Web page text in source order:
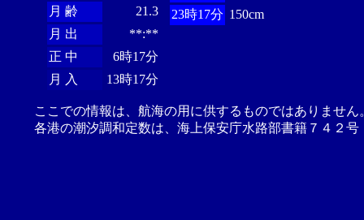
月 齢
21.3
月 出
**:**
正 中
6時17分
月 入
13時17分
23時17分 150cm
ここでの情報は、航海の用に供するものではありませ
各港の潮汐調和定数は、海上保安庁水路部書籍７４２